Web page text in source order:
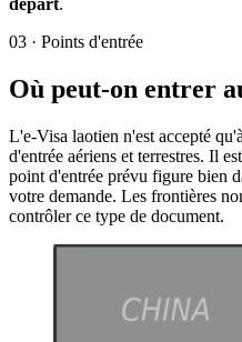
départ.
03 · Points d'entrée
Où peut-on entrer
L'e-Visa laotien n'est accepté
d'entrée aériens et terrestres. Il
point d'entrée prévu figure bien
votre demande. Les frontières
contrôler ce type de document.